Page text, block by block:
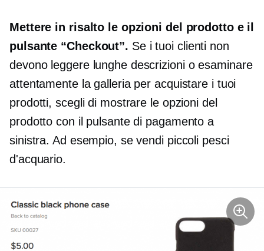
Mettere in risalto le opzioni del prodotto e il
pulsante “Checkout”. Se i tuoi clienti non
devono leggere lunghe descrizioni o esaminare
attentamente la galleria per acquistare i tuoi
prodotti, scegli di mostrare le opzioni del
prodotto con il pulsante di pagamento a
sinistra. Ad esempio, se vendi piccoli pesci
d'acquario.